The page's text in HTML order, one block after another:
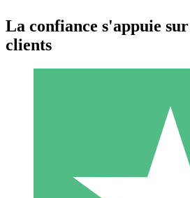
Packs de Crédits
Payez à l'utilisation avec des crédits
La confiance s'appuie
clients